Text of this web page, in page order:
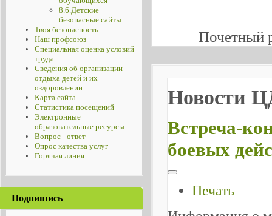
8.6.Детские
безопасные сайты
Твоя безопасность
Наш профсоюз
Специальная оценка условий
труда
Сведения об организации
отдыха детей и их
оздоровлении
Карта сайта
Статистика посещений
Электронные
образовательные ресурсы
Вопрос - ответ
Опрос качества услуг
Горячая линия
Подпишись
Почетный
Новости
Встреча-
боевых
Печать